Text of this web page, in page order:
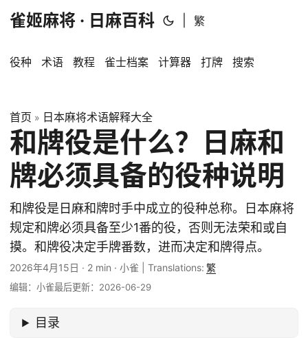
雀姬麻将 · 日麻百科 繁
役种 术语 教程 雀士档案 计算器 打牌 搜索
首页 » 日本麻将术语解释大全
和牌役是什么？日麻和
牌必须具备的役种说明
和牌役是日麻和牌时手中成立的役种总称。日本麻将
规定和牌必须具备至少1番的役，否则无法荣和或自
摸。和牌役决定手牌番数，进而决定和牌得点。
2026年4月15日 · 2 min · 小雀 Translations: 繁
编辑：小雀最后更新：2026-06-29
目录